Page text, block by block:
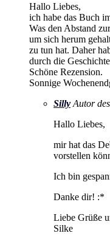
Hallo Liebes,
ich habe das Buch
Was den Abstand
um sich herum
zu tun hat. Daher
durch die
Schöne Rezension.
Sonnige
Silly Autor
Hallo Liebes,
mir hat das
vorstellen
Ich bin
Danke dir! :*
Liebe Grüße
Silke